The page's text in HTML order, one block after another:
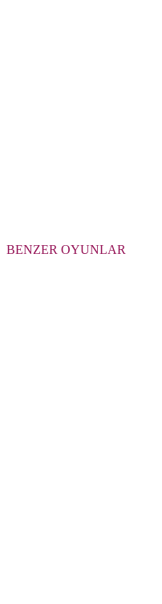
BENZER OYUNLAR